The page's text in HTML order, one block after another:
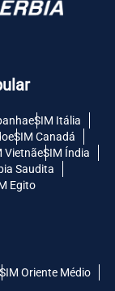
eSIM Itália
eSIM Canadá
VietnãeSIM Índia
Saudita
Egito
Oriente Médio